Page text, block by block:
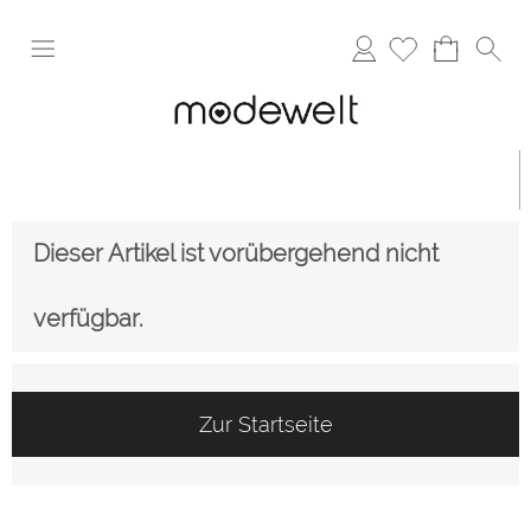
Anmelden
Dieser Artikel ist vorübergehend nicht
verfügbar.
Zur Startseite